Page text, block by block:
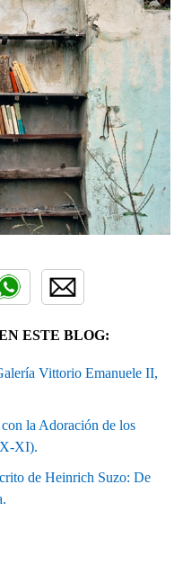
ESTE BLOG:
Vittorio Emanuele II,
la Adoración de los
XI).
de Heinrich Suzo: De